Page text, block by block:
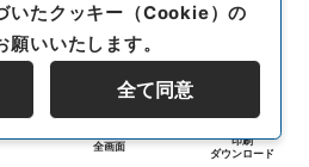
全画面
印刷
ダウンロード
いたクッキー（Cookie）の
いいたします。
全て同意